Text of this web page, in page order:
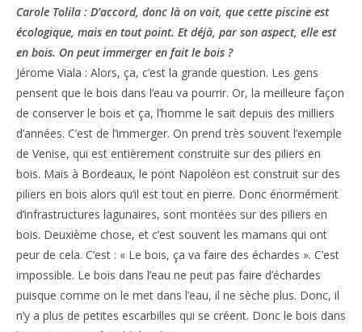
Carole Tolila : D’accord, donc là on voit, que cette piscine est
écologique, mais en tout point. Et déjà, par son aspect, elle est
en bois. On peut immerger en fait le bois ?
Jérome Viala : Alors, ça, c’est la grande question. Les gens
pensent que le bois dans l’eau va pourrir. Or, la meilleure façon
de conserver le bois et ça, l’homme le sait depuis des milliers
d’années. C’est de l’immerger. On prend très souvent l’exemple
de Venise, qui est entièrement construite sur des piliers en
bois. Mais à Bordeaux, le pont Napoléon est construit sur des
piliers en bois alors qu’il est tout en pierre. Donc énormément
d’infrastructures lagunaires, sont montées sur des piliers en
bois. Deuxième chose, et c’est souvent les mamans qui ont
peur de cela. C’est : « Le bois, ça va faire des échardes ». C’est
impossible. Le bois dans l’eau ne peut pas faire d’échardes
puisque comme on le met dans l’eau, il ne sèche plus. Donc, il
n’y a plus de petites escarbilles qui se créent. Donc le bois dans